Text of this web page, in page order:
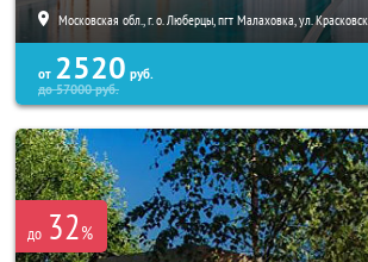
Московская обл., г. о. Люберцы, пгт Малаховка, ул.
от 2520 руб.
до57000руб.
до 32%